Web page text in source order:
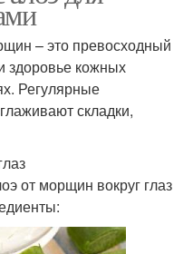
– это превосходный
здоровье кожных
Регулярные
складки,
от морщин вокруг глаз